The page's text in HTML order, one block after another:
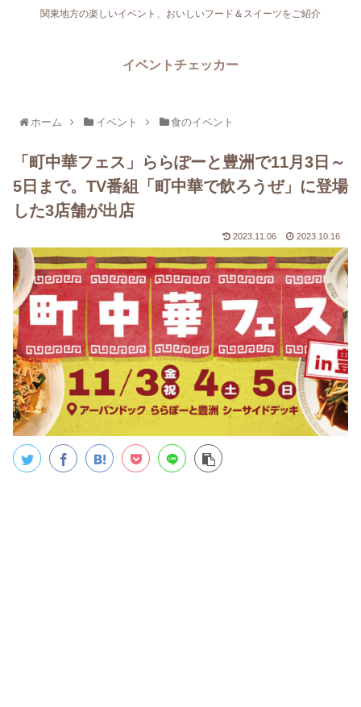
関東地方の楽しいイベント、おいしいフード＆スイーツをご紹介
イベントチェッカー
ホーム イベント 食のイベント
「町中華フェス」ららぽーと豊洲で11月3日～
5日まで。TV番組「町中華で飲ろうぜ」に登場
した3店舗が出店
2023.11.06 2023.10.16